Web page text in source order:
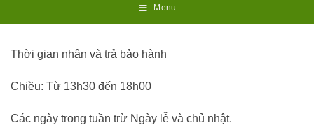
Menu
Thời gian nhận và trả bảo hành
Chiều: Từ 13h30 đến 18h00
Các ngày trong tuần trừ Ngày lễ và chủ nhật.